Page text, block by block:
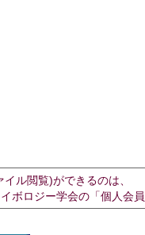
ル閲覧)ができるのは、
ボロジー学会の「個人会